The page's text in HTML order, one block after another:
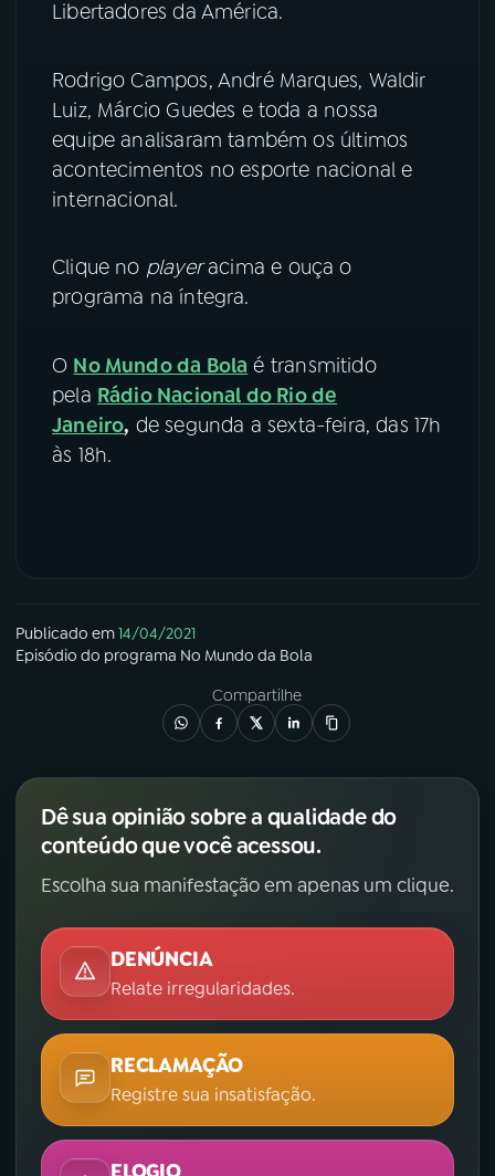
YouTube Facebook
Instagram X
TikTok
Libertadores da América.
Rodrigo Campos, André Marques, Waldir
Luiz, Márcio Guedes e toda a nossa
equipe analisaram também os últimos
acontecimentos no esporte nacional e
internacional.
Clique no playeracima e ouça o
programa na íntegra.
O No Mundo da Bola é transmitido
pela Rádio Nacional do Rio de
Janeiro, de segunda a sexta-feira, das 17h
às 18h.
Publicado em14/04/2021
Episódio do programa No Mundo da Bola
Compartilhe
Dê sua opinião sobre a qualidade do
conteúdo que você acessou.
Escolha sua manifestação em apenas um clique.
DENÚNCIA
Relate irregularidades.
RECLAMAÇÃO
Registre sua insatisfação.